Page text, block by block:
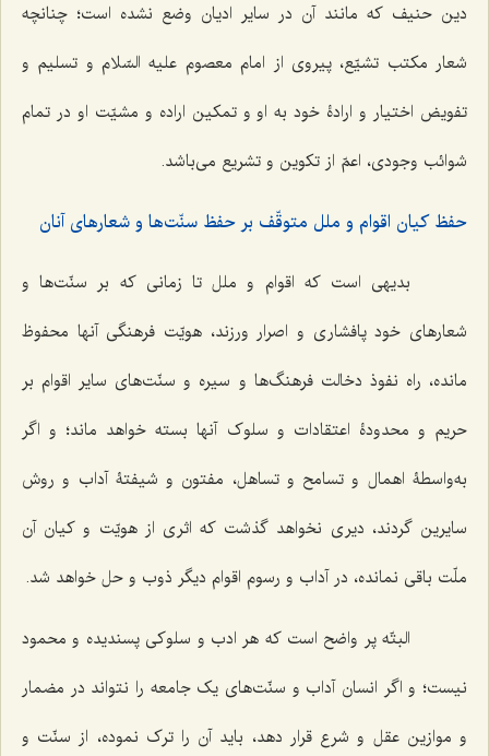
دین حنیف که مانند آن در سایر ادیان وضع نشده است؛ چنانچه
شعار مکتب تشیّع، پیروی از امام معصوم علیه السّلام و تسلیم و
تفویض اختیار و ارادۀ خود به او و تمکین اراده و مشیّت او در تمام
شوائب وجودی، اعمّ از تکوین و تشریع می‌باشد.
حفظ کیان اقوام و ملل متوقّف بر حفظ سنّت‌ها و شعارهای آنان
بدیهی است که اقوام و ملل تا زمانی که بر سنّت‌ها و
شعارهای خود پافشاری و اصرار ورزند، هویّت فرهنگی آنها محفوظ
مانده، راه نفوذ دخالت فرهنگ‌ها و سیره و سنّت‌های سایر اقوام بر
حریم و محدودۀ اعتقادات و سلوک آنها بسته خواهد ماند؛ و اگر
به‌واسطۀ اهمال و تسامح و تساهل، مفتون و شیفتۀ آداب و روش
سایرین گردند، دیری نخواهد گذشت که اثری از هویّت و کیان آن
ملّت باقی نمانده، در آداب و رسوم اقوام دیگر ذوب و حل خواهد شد.
البتّه پر واضح است که هر ادب و سلوکی پسندیده و محمود
نیست؛ و اگر انسان آداب و سنّت‌های یک جامعه را نتواند در مضمار
و موازین عقل و شرع قرار دهد، باید آن را ترک نموده، از سنّت و